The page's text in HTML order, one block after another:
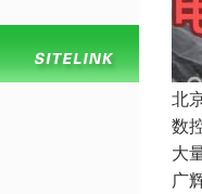
北
数
大
广